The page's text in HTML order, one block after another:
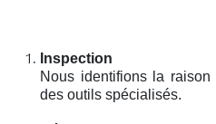
Inspection
Nous identifions la
des outils spécialisés.